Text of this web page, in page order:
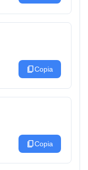
content_copyCopia
content_copyCopia